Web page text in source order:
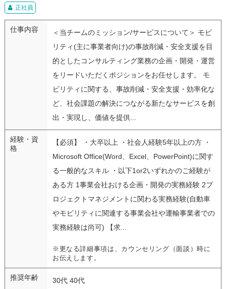
正社員
仕事内容
＜当チームのミッション/サービスについて＞ モビ
リティ(主に事業者向け)の事故削減・安全支援を目
的としたコンサルティング業務の企画・開発・運営
をリードいただくポジションをお任せします。 モ
ビリティに関する、事故削減・安全支援・効率化な
ど、社会課題の解決につながる新たなサービスを創
出・実現し、価値を提供...
経験・資
格
【必須】 ・大卒以上 ・社会人経験5年以上の方 ・
Microsoft Office(Word、Excel、PowerPoint)に関す
る一般的なスキル ・以下1or2いずれかのご経験が
ある方 1事業会社おける企画・開発の実務経験 2プ
ロジェクトマネジメントに関わる実務経験(自動車
やモビリティに関連する事業会社や運輸事業者での
実務経験は尚可) 【求...
※更なる詳細事項は、カウンセリング（面談）時に
お伝えします。
推奨年齢 30代 40代